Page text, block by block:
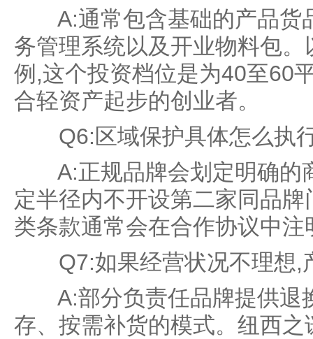
A:通常包含基础的产品货
务管理系统以及开业物料包
例,这个投资档位是为40至60
合轻资产起步的创业者。
Q6:区域保护具体怎么执
A:正规品牌会划定明确的
定半径内不开设第二家同品
类条款通常会在合作协议中
Q7:如果经营状况不理想,
A:部分负责任品牌提供退
存、按需补货的模式。纽西